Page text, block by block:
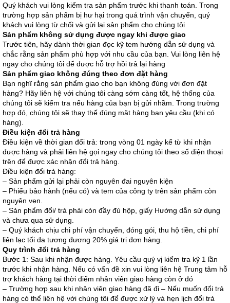
Quý khách vui lòng kiểm tra sản phẩm trước khi thanh toán. Trong
trường hợp sản phẩm bị hư hại trong quá trình vận chuyển, quý
khách vui lòng từ chối và gửi lại sản phẩm cho chúng tôi
Sản phẩm không sử dụng được ngay khi được giao
Trước tiên, hãy dành thời gian đọc kỹ tem hướng dẫn sử dụng và
chắc rằng sản phẩm phù hợp với nhu cầu của bạn. Vui lòng liên hệ
ngay cho chúng tôi để được hỗ trợ hồi trả lại hàng
Sản phẩm giao không đúng theo đơn đặt hàng
Bạn nghĩ rằng sản phẩm giao cho bạn không đúng với đơn đặt
hàng? Hãy liên hệ với chúng tôi càng sớm càng tốt, hệ thống của
chúng tôi sẽ kiểm tra nếu hàng của bạn bị gửi nhầm. Trong trường
hợp đó, chúng tôi sẽ thay thế đúng mặt hàng bạn yêu cầu (khi có
hàng).
Điều kiện đổi trả hàng
Điều kiện về thời gian đổi trả: trong vòng 01 ngày kể từ khi nhận
được hàng và phải liên hệ gọi ngay cho chúng tôi theo số điện thoại
trên để được xác nhận đổi trả hàng.
Điều kiện đổi trả hàng:
– Sản phẩm gửi lại phải còn nguyên đai nguyên kiện
– Phiếu bảo hành (nếu có) và tem của công ty trên sản phẩm còn
nguyên vẹn.
– Sản phẩm đổi/ trả phải còn đầy đủ hộp, giấy Hướng dẫn sử dụng
và chưa qua sử dụng.
– Quý khách chịu chi phí vận chuyển, đóng gói, thu hộ tiền, chi phí
liên lạc tối đa tương đương 20% giá trị đơn hàng.
Quy trình đổi trả hàng
Bước 1: Sau khi nhận được hàng. Yêu cầu quý vị kiểm tra kỹ 1 lần
trước khi nhận hàng. Nếu có vấn đề xin vui lòng liên hệ Trung tâm hỗ
trợ khách hàng tại thời điểm nhân viên giao hàng còn ở đó
– Trường hợp sau khi nhân viên giao hàng đã đi – Nếu muốn đổi trả
hàng có thể liên hệ với chúng tôi để được xử lý và hẹn lịch đổi trả